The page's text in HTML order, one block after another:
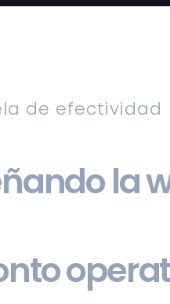
de efectividad
la